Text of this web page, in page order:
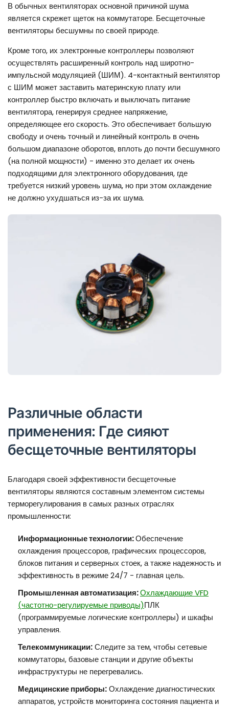
В обычных вентиляторах основной причиной шума
является скрежет щеток на коммутаторе. Бесщеточные
вентиляторы бесшумны по своей природе.
Кроме того, их электронные контроллеры позволяют
осуществлять расширенный контроль над широтно-
импульсной модуляцией (ШИМ). 4-контактный вентилятор
с ШИМ может заставить материнскую плату или
контроллер быстро включать и выключать питание
вентилятора, генерируя среднее напряжение,
определяющее его скорость. Это обеспечивает большую
свободу и очень точный и линейный контроль в очень
большом диапазоне оборотов, вплоть до почти бесшумного
(на полной мощности) - именно это делает их очень
подходящими для электронного оборудования, где
требуется низкий уровень шума, но при этом охлаждение
не должно ухудшаться из-за их шума.
Различные области
применения: Где сияют
бесщеточные вентиляторы
Благодаря своей эффективности бесщеточные
вентиляторы являются составным элементом системы
терморегулирования в самых разных отраслях
промышленности:
Информационные технологии:Обеспечение
охлаждения процессоров, графических процессоров,
блоков питания и серверных стоек, а также надежность и
эффективность в режиме 24/7 - главная цель.
Промышленная автоматизация:Охлаждающие VFD
(частотно-регулируемые приводы)ПЛК
(программируемые логические контроллеры) и шкафы
управления.
Телекоммуникации:Следите за тем, чтобы сетевые
коммутаторы, базовые станции и другие объекты
инфраструктуры не перегревались.
Медицинские приборы:Охлаждение диагностических
аппаратов, устройств мониторинга состояния пациента и